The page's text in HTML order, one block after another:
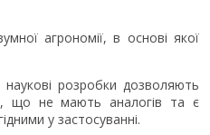
агрономії, в основі якої
наукові розробки дозволяють
що не мають аналогів та є
у застосуванні.